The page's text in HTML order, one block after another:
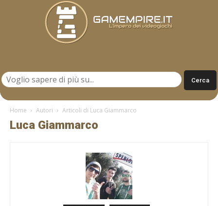
Home Autori Articoli di Luca Giammarco
Luca Giammarco